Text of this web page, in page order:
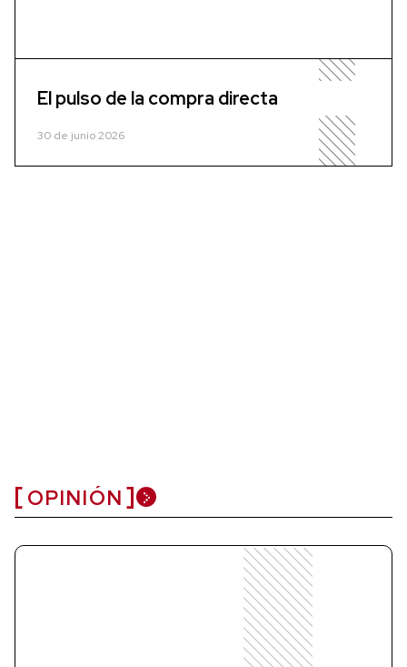
El pulso de la compra directa
30 de junio 2026
OPINIÓN